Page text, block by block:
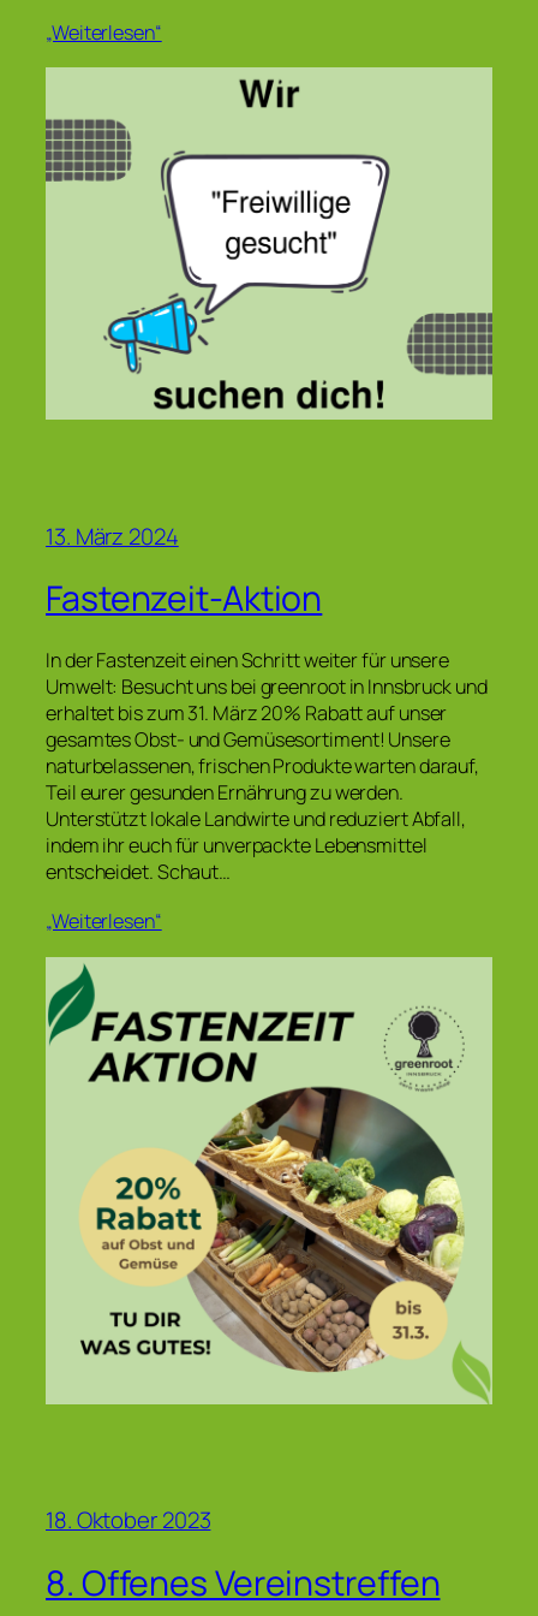
„Weiterlesen“
13. März 2024
Fastenzeit-Aktion
In der Fastenzeit einen Schritt weiter für unsere
Umwelt: Besucht uns bei greenroot in Innsbruck und
erhaltet bis zum 31. März 20% Rabatt auf unser
gesamtes Obst- und Gemüsesortiment! Unsere
naturbelassenen, frischen Produkte warten darauf,
Teil eurer gesunden Ernährung zu werden.
Unterstützt lokale Landwirte und reduziert Abfall,
indem ihr euch für unverpackte Lebensmittel
entscheidet. Schaut…
„Weiterlesen“
18. Oktober 2023
8. Offenes Vereinstreffen